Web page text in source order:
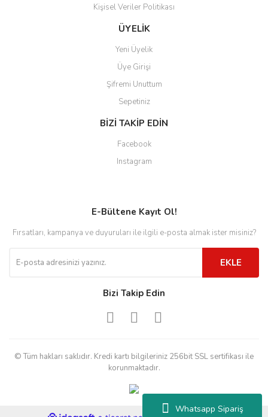
Whatsapp Sipariş
Kişisel Veriler Politikası
ÜYELİK
Yeni Üyelik
Üye Girişi
Şifremi Unuttum
Sepetiniz
BİZİ TAKİP EDİN
Facebook
Instagram
E-Bültene Kayıt Ol!
Fırsatları, kampanya ve duyuruları ile ilgili e-posta almak ister misiniz?
EKLE
Bizi Takip Edin
© Tüm hakları saklıdır. Kredi kartı bilgileriniz 256bit SSL sertifikası ile
korunmaktadır.